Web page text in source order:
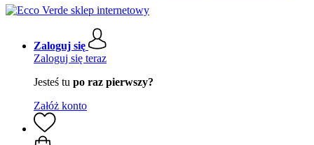
Zaloguj się
Zaloguj się teraz
Jesteś tu po raz pierwszy?
Załóż konto